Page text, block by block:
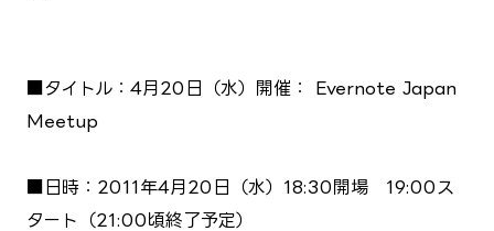
■タイトル：4月20日（水）開催： Evernote Japan
Meetup
■日時：2011年4月20日（水）18:30開場 19:00ス
タート（21:00頃終了予定）